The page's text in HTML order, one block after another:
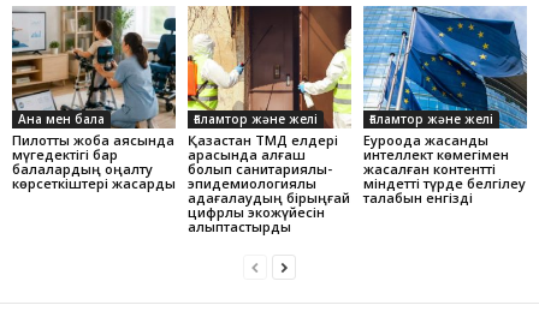
Ана мен бала
Пилоттық жоба аясында
мүгедектігі бар
балалардың оңалту
көрсеткіштері жақсарды
Ғаламтор және желі
Қазақстан ТМД елдері
арасында алғаш
болып санитариялық-
эпидемиологиялық
қадағалаудың бірыңғай
цифрлық экожүйесін
қалыптастырды
Ғаламтор және желі
Еуроодақ жасанды
интеллект көмегімен
жасалған контентті
міндетті түрде белгілеу
талабын енгізді